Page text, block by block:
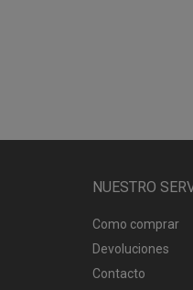
NUESTRO
Como comprar
Devoluciones
Contacto